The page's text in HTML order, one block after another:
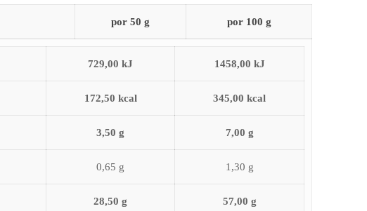
por 50 g por 100 g
729,00 kJ 1458,00 kJ
172,50 kcal 345,00 kcal
3,50 g 7,00 g
0,65 g 1,30 g
28,50 g 57,00 g